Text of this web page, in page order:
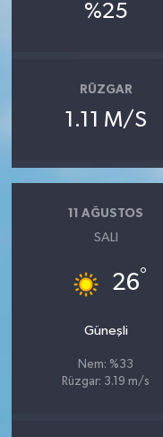
%25
RÜZGAR
1.11 M/S
11 AĞUSTOS
SALI
26°
Güneşli
Nem: %33
Rüzgar: 3.19 m/s